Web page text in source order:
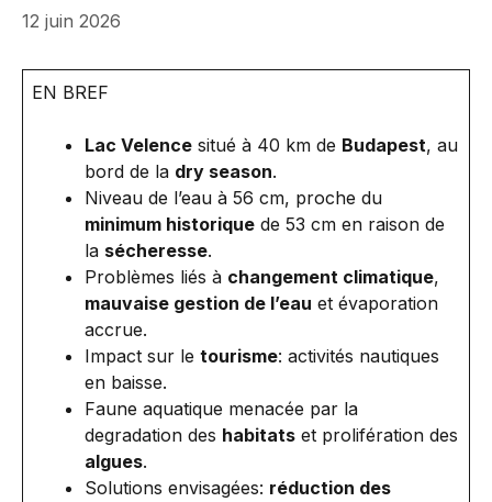
12 juin 2026
EN BREF
Lac Velence situé à 40 km de Budapest, au
bord de la dry season.
Niveau de l’eau à 56 cm, proche du
minimum historique de 53 cm en raison de
la sécheresse.
Problèmes liés à changement climatique,
mauvaise gestion de l’eau et évaporation
accrue.
Impact sur le tourisme: activités nautiques
en baisse.
Faune aquatique menacée par la
degradation des habitats et prolifération des
algues.
Solutions envisagées: réduction des